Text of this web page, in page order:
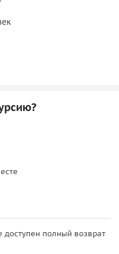
полный возврат